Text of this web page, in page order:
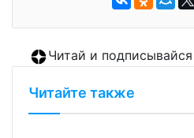
Читай и
Читайте также